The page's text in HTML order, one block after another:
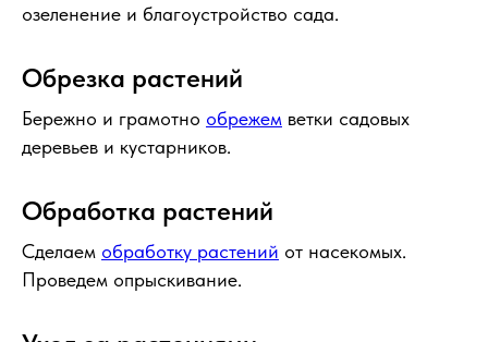
озеленение и благоустройство сада.
Обрезка растений
Бережно и грамотно обрежем ветки садовых
деревьев и кустарников.
Обработка растений
Сделаем обработку растений от насекомых.
Проведем опрыскивание.